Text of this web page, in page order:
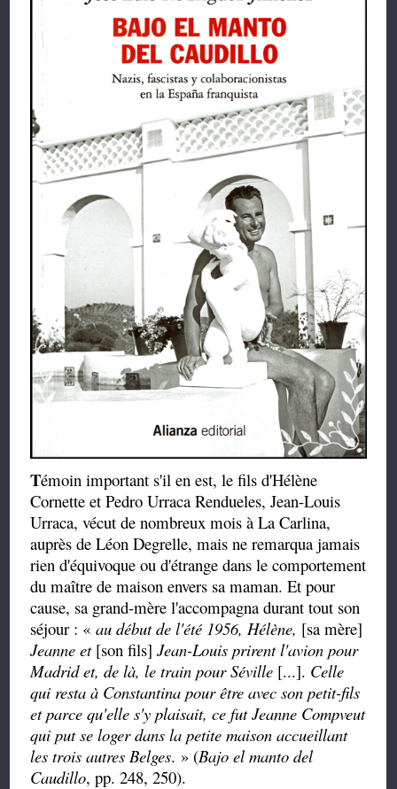
Témoin important s'il en est, le fils d'Hélène
Cornette et Pedro Urraca Rendueles, Jean-Louis
Urraca, vécut de nombreux mois à La Carlina,
auprès de Léon Degrelle, mais ne remarqua jamais
rien d'équivoque ou d'étrange dans le comportement
du maître de maison envers sa maman. Et pour
cause, sa grand-mère l'accompagna durant tout son
séjour : «au début de l'été 1956, Hélène, [sa mère]
Jeanne et [son fils]Jean-Louis prirent l'avion pour
Madrid et, de là, le train pour Séville [...]. Celle
qui resta à Constantina pour être avec son petit-fils
et parce qu'elle s'y plaisait, ce fut Jeanne Compveut
qui put se loger dans la petite maison accueillant
les trois autres Belges. » (Bajo el manto del
Caudillo, pp. 248, 250).